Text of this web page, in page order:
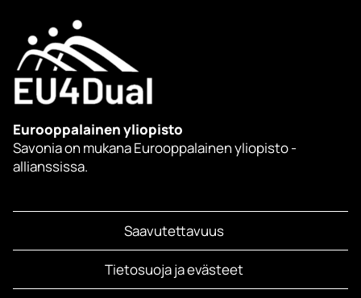
Eurooppalainen yliopisto
Savonia on mukana Eurooppalainen yliopisto -
allianssissa.
Saavutettavuus
Tietosuoja ja evästeet